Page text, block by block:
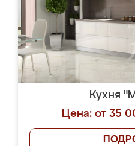
Кухня
Цена: от 35